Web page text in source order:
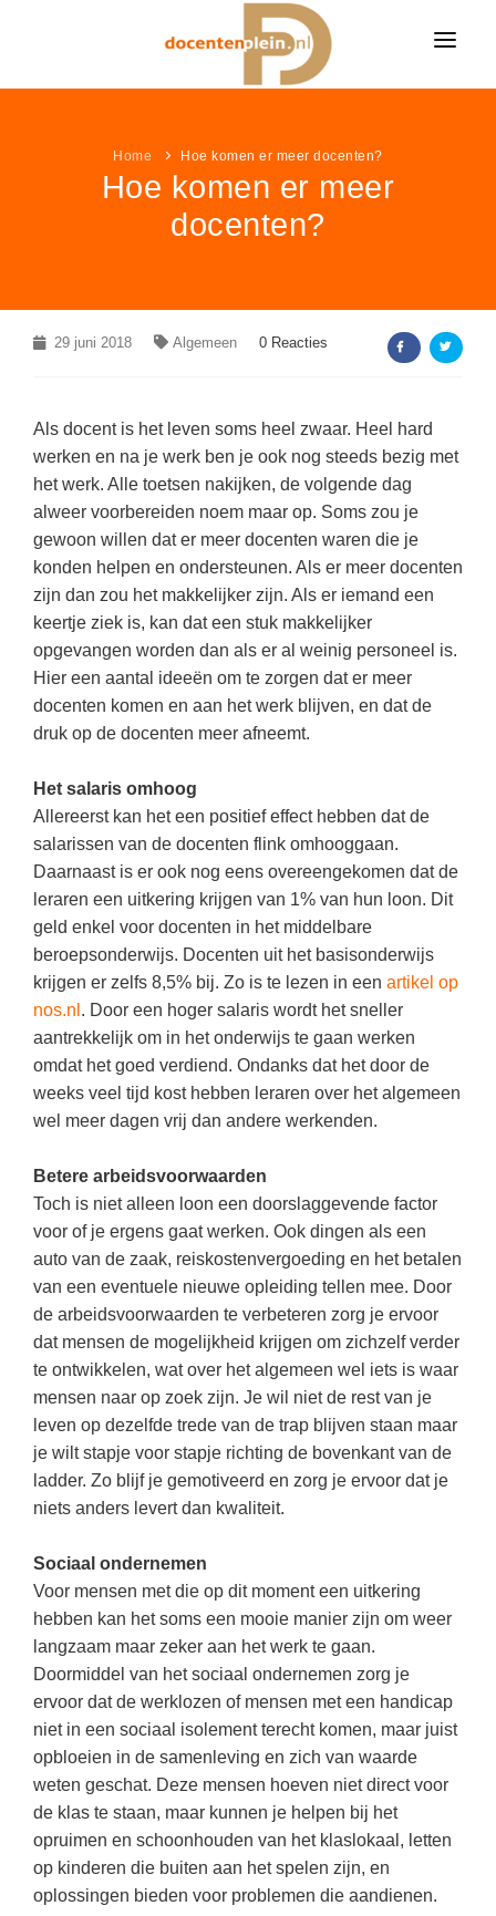
NIEUWS
ONDERWIJSNIEUWS
NIEUWSDOSSIER
Pesten op school
Cito toets
Eindexamens
iPad scholen
NIEUWSARCHIEF
Augustus 2026
Juni 2026
Mei 2026
April 2026
LESIDEE
Speciaal onderwijs
LAATSTE LESIDEEËN
Lespakket ‘Circulaire Economie - van
verpakking tot nieuwe grondstof’
Gastles Zeebenen in de klas
Cursus Leer het heelal begrijpen
Van verdunningscalculator tot
practicumvoorbereiding: gratis online
hulpmiddelen voor science-docenten en
TOA's
KLEURPLATEN
Boerderij kleurplaten
Sprookjes kleurplaten
Kerst kleurplaten
PUZZELS
Woordpuzzels
Kruiswoordpuzzels
LEUK IN DE KLAS
Raadsels
LINKPAGINA'S
Aardrijkskunde / ANW
Bewegingsonderwijs
Biologie
Burgerschap
Ckv
Duits
Economie
Engels
Frans
Fries (Frysk)
Geschiedenis
Handelswetenschappen
Informatica
Klassieke Talen
Letterkunde
Levensbeschouwing
Muziek
Nederlands
Rekenen / Wiskunde
Scheikunde
Sociale vaardigheden
Spaans
Studievaardigheden
Techniek
Verkeer
Verzorging
THEMA'S
Budgetteren
De boerderij
Duurzaamheid
Eerste wereldoorlog
Evolutieleer
AANBIEDINGEN
Boek: Kleine werelden van het zonnestelsel
Leren met klassieke muziek
Lasermachine voor het onderwijs
Lasergraaf
Onderwijs opleidingen
Gratis lesmateriaal Dove self-esteem
Ontdek Memo voor de onderbouw zelf!
Maak uw leerlingen mediawijs!
Rekentuin: altijd en overal rekenen oefenen
op je eigen niveau
Taalzee: adaptief oefenen en toetsen
Theater als middel voor het aanleren van
sociale vaardigheden
Lesmateriaal gebaseerd op
(hersen)onderzoek
Meesterbaan onderwijsvacatures
LEERMETHODEN
Examentraining
Frans
Geschiedenis
Media
Nederlands
Rekenen
Sociale vaardigheden
Studievaardigheden
Taalvaardigheden
Beeldende Vorming
Biologie
Geld PO
Geld VO
Geschiedenis
Maatschappijleer
Orientatie
Rekenen
Sociale vaardigheden
Home Hoe komen er meer docenten?
Hoe komen er meer
docenten?
29 juni 2018 Algemeen 0 Reacties
Als docent is het leven soms heel zwaar. Heel hard
werken en na je werk ben je ook nog steeds bezig met
het werk. Alle toetsen nakijken, de volgende dag
alweer voorbereiden noem maar op. Soms zou je
gewoon willen dat er meer docenten waren die je
konden helpen en ondersteunen. Als er meer docenten
zijn dan zou het makkelijker zijn. Als er iemand een
keertje ziek is, kan dat een stuk makkelijker
opgevangen worden dan als er al weinig personeel is.
Hier een aantal ideeën om te zorgen dat er meer
docenten komen en aan het werk blijven, en dat de
druk op de docenten meer afneemt.
Het salaris omhoog
Allereerst kan het een positief effect hebben dat de
salarissen van de docenten flink omhooggaan.
Daarnaast is er ook nog eens overeengekomen dat de
leraren een uitkering krijgen van 1% van hun loon. Dit
geld enkel voor docenten in het middelbare
beroepsonderwijs. Docenten uit het basisonderwijs
krijgen er zelfs 8,5% bij. Zo is te lezen in een artikel op
nos.nl . Door een hoger salaris wordt het sneller
aantrekkelijk om in het onderwijs te gaan werken
omdat het goed verdiend. Ondanks dat het door de
weeks veel tijd kost hebben leraren over het algemeen
wel meer dagen vrij dan andere werkenden.
Betere arbeidsvoorwaarden
Toch is niet alleen loon een doorslaggevende factor
voor of je ergens gaat werken. Ook dingen als een
auto van de zaak, reiskostenvergoeding en het betalen
van een eventuele nieuwe opleiding tellen mee. Door
de arbeidsvoorwaarden te verbeteren zorg je ervoor
dat mensen de mogelijkheid krijgen om zichzelf verder
te ontwikkelen, wat over het algemeen wel iets is waar
mensen naar op zoek zijn. Je wil niet de rest van je
leven op dezelfde trede van de trap blijven staan maar
je wilt stapje voor stapje richting de bovenkant van de
ladder. Zo blijf je gemotiveerd en zorg je ervoor dat je
niets anders levert dan kwaliteit.
Sociaal ondernemen
Voor mensen met die op dit moment een uitkering
hebben kan het soms een mooie manier zijn om weer
langzaam maar zeker aan het werk te gaan.
Doormiddel van het sociaal ondernemen zorg je
ervoor dat de werklozen of mensen met een handicap
niet in een sociaal isolement terecht komen, maar juist
opbloeien in de samenleving en zich van waarde
weten geschat. Deze mensen hoeven niet direct voor
de klas te staan, maar kunnen je helpen bij het
opruimen en schoonhouden van het klaslokaal, letten
op kinderen die buiten aan het spelen zijn, en
oplossingen bieden voor problemen die aandienen.